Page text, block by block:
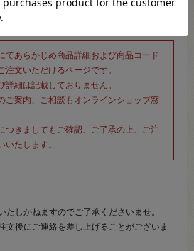
てあらかじめ商品詳細および商品コード
文いただけるページです。
細は記載しておりません。
ご案内、ご相談もオンラインショップ窓
つきましてもご確認、ご了承の上、ご注
たします。
たしかねますのでご了承くださいませ。
文後にご連絡を差し上げることがございま